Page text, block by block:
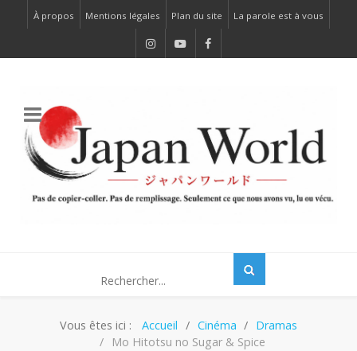
À propos Mentions légales Plan du site La parole est à vous
Vous êtes ici : Accueil Cinéma
Dramas
Mo Hitotsu no Sugar & Spice